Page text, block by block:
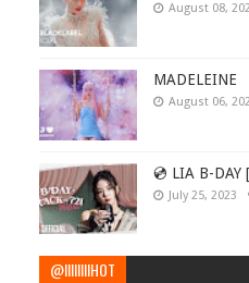
August 08,
MADELEINE
August 06,
💿 LIA B-DAY
July 25, 2023
@IIIIIIIIHOT